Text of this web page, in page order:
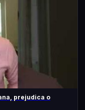
prejudica o